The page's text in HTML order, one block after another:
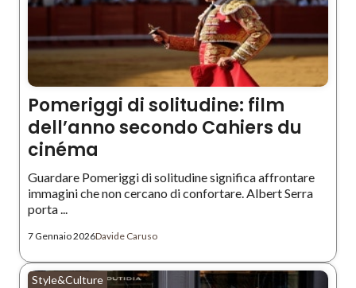
Pomeriggi di solitudine: film
dell’anno secondo Cahiers du
cinéma
Guardare Pomeriggi di solitudine significa affrontare
immagini che non cercano di confortare. Albert Serra
porta ...
7 Gennaio 2026Davide Caruso
Style&Culture